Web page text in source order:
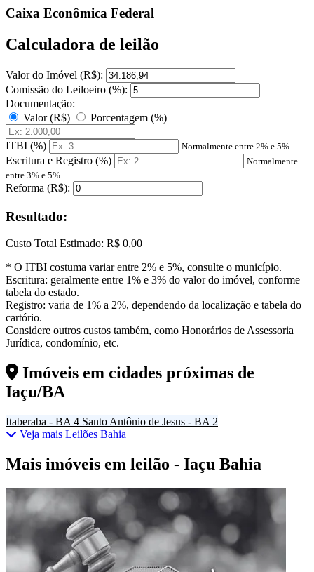
Caixa Econômica Federal
Calculadora de leilão
Valor do Imóvel (R$):
Comissão do Leiloeiro (%):
Documentação:
Valor (R$)
Porcentagem (%)
ITBI (%) Normalmente entre 2% e 5%
Escritura e Registro (%)
Normalmente
entre 3% e 5%
Reforma (R$):
Resultado:
Custo Total Estimado: R$ 0,00
* O ITBI costuma variar entre 2% e 5%, consulte o município.
Escritura: geralmente entre 1% e 3% do valor do imóvel, conforme
tabela do estado.
Registro: varia de 1% a 2%, dependendo da localização e tabela do
cartório.
Considere outros custos também, como Honorários de Assessoria
Jurídica, condomínio, etc.
Imóveis em cidades próximas de
Iaçu/BA
Itaberaba - BA 4 Santo Antônio de Jesus - BA 2
Veja mais Leilões Bahia
Mais imóveis em leilão - Iaçu Bahia